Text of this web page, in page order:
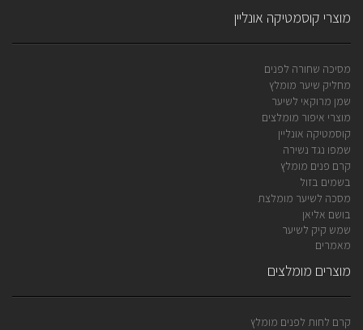
מוצרי קוסמטיקה אונליין
מסיכה שחורה לפנים
מחליק שיער מומלץ
שמן מרוקאי לשיער
מוצרי איפור מומלצים
קוסמטיקה אונליין
שמפו נגד נשירה
קרם פנים מומלץ
בשמים בזול
מסכה לשיער מומלצת
בושם אליאן
שמש קיק לשיער
מאמרים
מוצרים מומלצים
קרם לחות לפנים מומלץ